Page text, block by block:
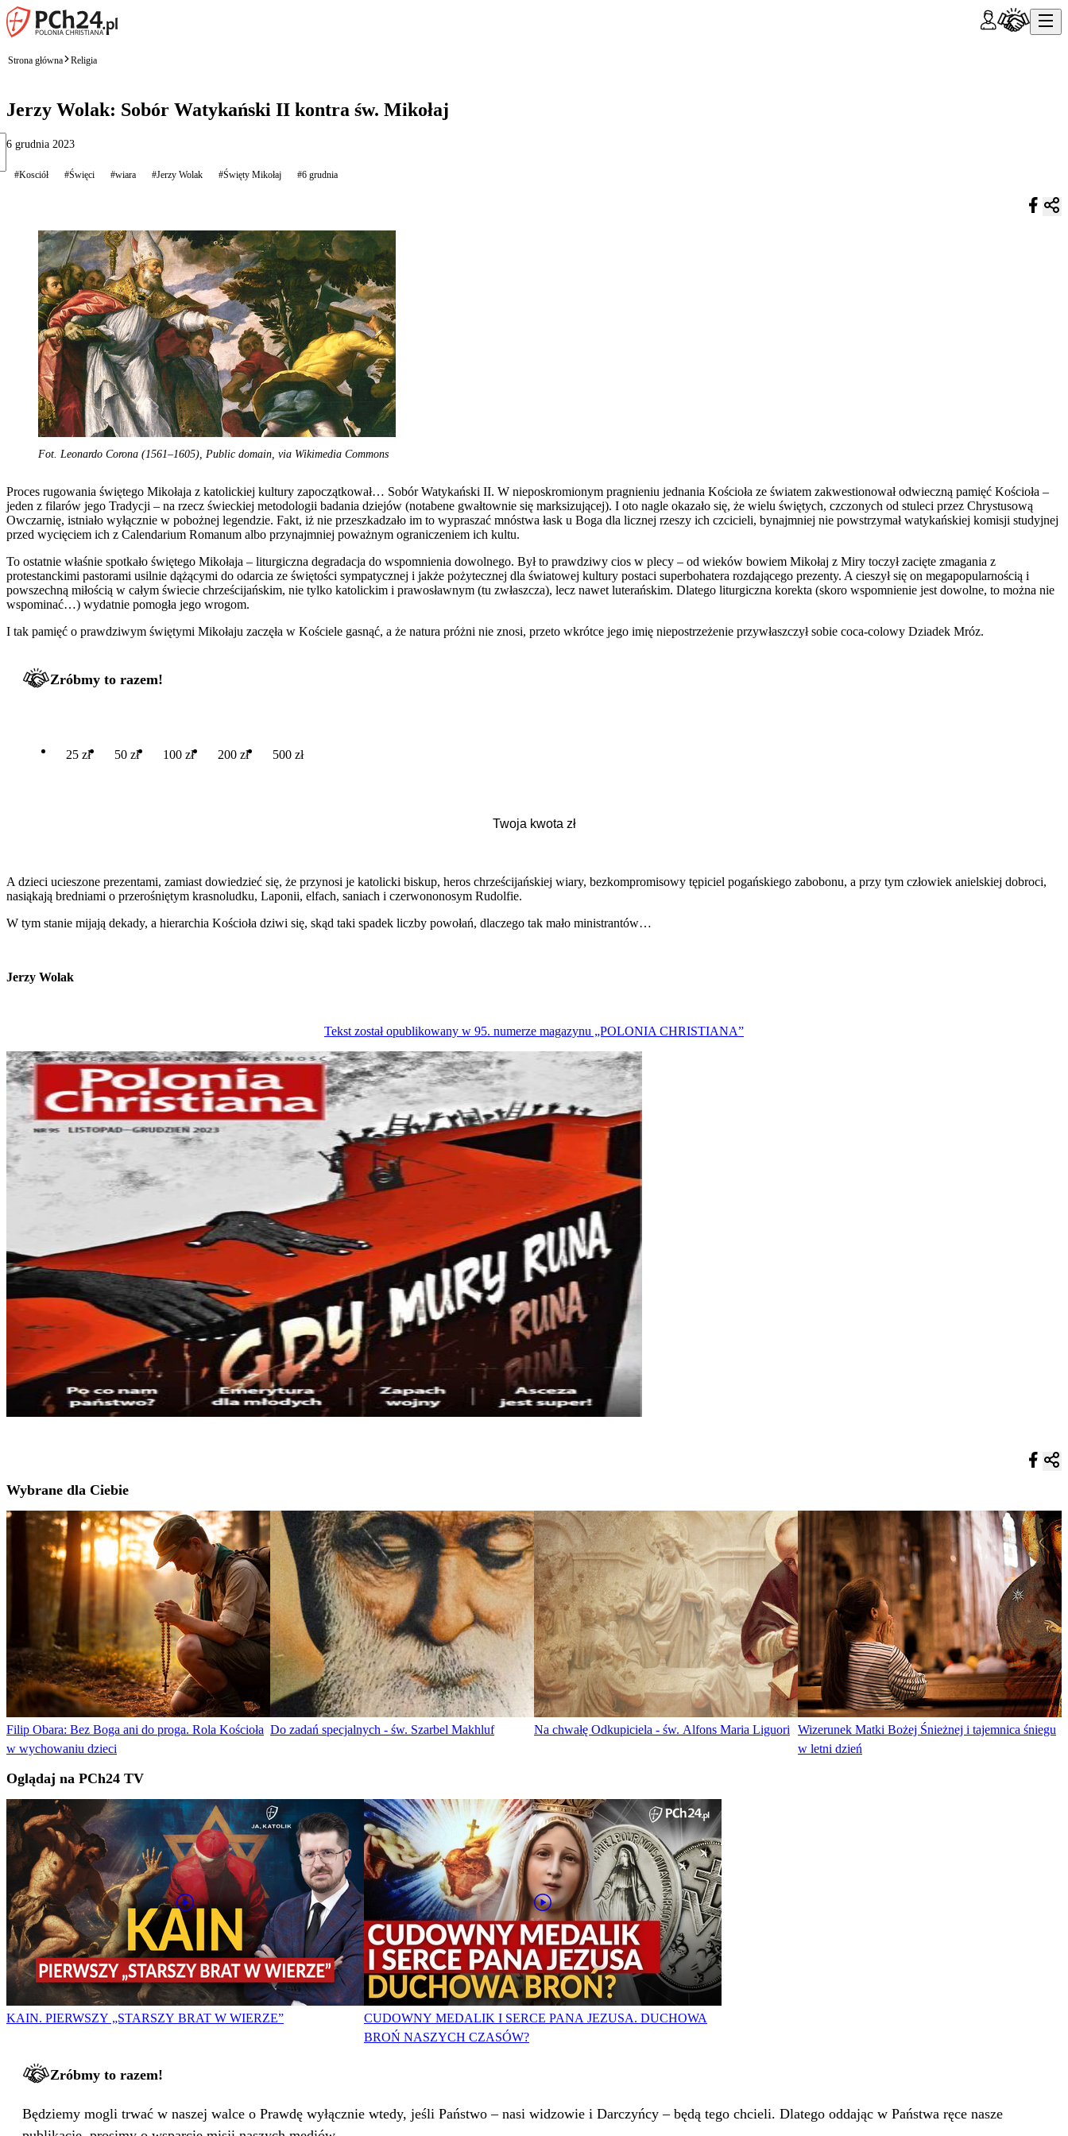
Strona główna Religia
Jerzy Wolak: Sobór Watykański II kontra św. Mikołaj
6 grudnia 2023
#Kosciół #Święci #wiara #Jerzy Wolak #Święty Mikołaj #6 grudnia
Fot. Leonardo Corona (1561–1605), Public domain, via Wikimedia Commons
Proces rugowania świętego Mikołaja z katolickiej kultury zapoczątkował… Sobór Watykański II. W nieposkromionym pragnieniu jednania Kościoła ze światem zakwestionował odwieczną pamięć Kościoła –
jeden z filarów jego Tradycji – na rzecz świeckiej metodologii badania dziejów (notabene gwałtownie się marksizującej). I oto nagle okazało się, że wielu świętych, czczonych od stuleci przez Chrystusową
Owczarnię, istniało wyłącznie w pobożnej legendzie. Fakt, iż nie przeszkadzało im to wypraszać mnóstwa łask u Boga dla licznej rzeszy ich czcicieli, bynajmniej nie powstrzymał watykańskiej komisji studyjnej
przed wycięciem ich z Calendarium Romanum albo przynajmniej poważnym ograniczeniem ich kultu.
To ostatnie właśnie spotkało świętego Mikołaja – liturgiczna degradacja do wspomnienia dowolnego. Był to prawdziwy cios w plecy – od wieków bowiem Mikołaj z Miry toczył zacięte zmagania z
protestanckimi pastorami usilnie dążącymi do odarcia ze świętości sympatycznej i jakże pożytecznej dla światowej kultury postaci superbohatera rozdającego prezenty. A cieszył się on megapopularnością i
powszechną miłością w całym świecie chrześcijańskim, nie tylko katolickim i prawosławnym (tu zwłaszcza), lecz nawet luterańskim. Dlatego liturgiczna korekta (skoro wspomnienie jest dowolne, to można nie
wspominać…) wydatnie pomogła jego wrogom.
I tak pamięć o prawdziwym świętymi Mikołaju zaczęła w Kościele gasnąć, a że natura próżni nie znosi, przeto wkrótce jego imię niepostrzeżenie przywłaszczył sobie coca-colowy Dziadek Mróz.
Zróbmy to razem!
25 zł 50 zł 100 zł 200 zł 500 zł
A dzieci ucieszone prezentami, zamiast dowiedzieć się, że przynosi je katolicki biskup, heros chrześcijańskiej wiary, bezkompromisowy tępiciel pogańskiego zabobonu, a przy tym człowiek anielskiej dobroci,
nasiąkają bredniami o przerośniętym krasnoludku, Laponii, elfach, saniach i czerwononosym Rudolfie.
W tym stanie mijają dekady, a hierarchia Kościoła dziwi się, skąd taki spadek liczby powołań, dlaczego tak mało ministrantów…
Jerzy Wolak
Tekst został opublikowany w 95. numerze magazynu „POLONIA CHRISTIANA”
Wybrane dla Ciebie
Filip Obara: Bez Boga ani do proga. Rola Kościoła
w wychowaniu dzieci
Do zadań specjalnych - św. Szarbel Makhluf Na chwałę Odkupiciela - św. Alfons Maria Liguori
Wizerunek Matki Bożej Śnieżnej i tajemnica śniegu
w letni dzień
Oglądaj na PCh24 TV
KAIN. PIERWSZY „STARSZY BRAT W WIERZE”
CUDOWNY MEDALIK I SERCE PANA JEZUSA. DUCHOWA
BROŃ NASZYCH CZASÓW?
Zróbmy to razem!
Będziemy mogli trwać w naszej walce o Prawdę wyłącznie wtedy, jeśli Państwo – nasi widzowie i Darczyńcy – będą tego chcieli. Dlatego oddając w Państwa ręce nasze